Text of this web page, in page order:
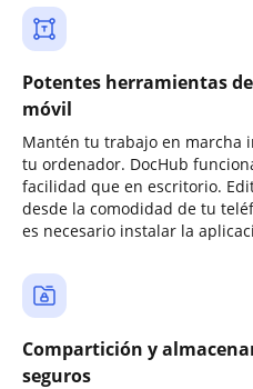
Potentes herramientas
móvil
Mantén tu trabajo en marcha
tu ordenador. DocHub
facilidad que en escritorio.
desde la comodidad de tu
es necesario instalar la
Compartición y
seguros